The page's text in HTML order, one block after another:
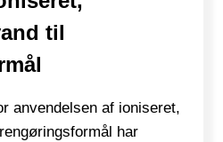
til
anvendelsen af ioniseret,
har